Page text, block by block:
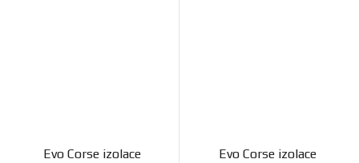
Evo Corse izolace
Evo Corse izolace